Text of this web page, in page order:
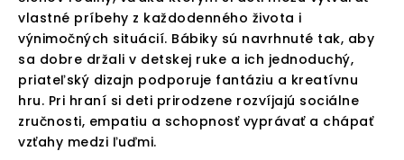
vlastné príbehy z každodenného života i
výnimočných situácií. Bábiky sú navrhnuté tak, aby
sa dobre držali v detskej ruke a ich jednoduchý,
priateľský dizajn podporuje fantáziu a kreatívnu
hru. Pri hraní si deti prirodzene rozvíjajú sociálne
zručnosti, empatiu a schopnosť vyprávať a chápať
vzťahy medzi ľuďmi.